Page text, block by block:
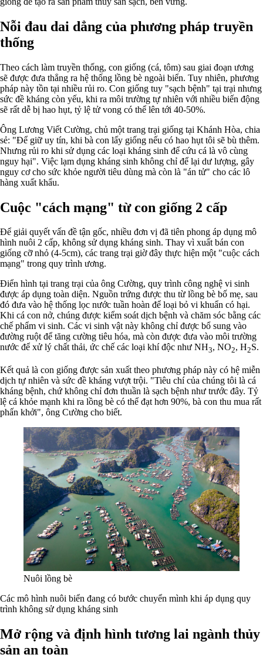
Nỗi đau dai dẳng của phương pháp truyền
thống
Theo cách làm truyền thống, con giống (cá, tôm) sau giai đoạn ương
sẽ được đưa thẳng ra hệ thống lồng bè ngoài biển. Tuy nhiên, phương
pháp này tồn tại nhiều rủi ro. Con giống tuy "sạch bệnh" tại trại nhưng
sức đề kháng còn yếu, khi ra môi trường tự nhiên với nhiều biến động
sẽ rất dễ bị hao hụt, tỷ lệ tử vong có thể lên tới 40-50%.
Ông Lương Viết Cường, chủ một trang trại giống tại Khánh Hòa, chia
sẻ: "Để giữ uy tín, khi bà con lấy giống nếu có hao hụt tôi sẽ bù thêm.
Nhưng rủi ro khi sử dụng các loại kháng sinh để cứu cá là vô cùng
nguy hại". Việc lạm dụng kháng sinh không chỉ để lại dư lượng, gây
nguy cơ cho sức khỏe người tiêu dùng mà còn là "án tử" cho các lô
hàng xuất khẩu.
Cuộc "cách mạng" từ con giống 2 cấp
Để giải quyết vấn đề tận gốc, nhiều đơn vị đã tiên phong áp dụng mô
hình nuôi 2 cấp, không sử dụng kháng sinh. Thay vì xuất bán con
giống cỡ nhỏ (4-5cm), các trang trại giờ đây thực hiện một "cuộc cách
mạng" trong quy trình ương.
Điển hình tại trang trại của ông Cường, quy trình công nghệ vi sinh
được áp dụng toàn diện. Nguồn trứng được thu từ lồng bè bố mẹ, sau
đó đưa vào hệ thống lọc nước tuần hoàn để loại bỏ vi khuẩn có hại.
Khi cá con nở, chúng được kiểm soát dịch bệnh và chăm sóc bằng các
chế phẩm vi sinh. Các vi sinh vật này không chỉ được bổ sung vào
đường ruột để tăng cường tiêu hóa, mà còn được đưa vào môi trường
nước để xử lý chất thải, ức chế các loại khí độc như NH3, NO2, H2S.
Kết quả là con giống được sản xuất theo phương pháp này có hệ miễn
dịch tự nhiên và sức đề kháng vượt trội. "Tiêu chí của chúng tôi là cá
kháng bệnh, chứ không chỉ đơn thuần là sạch bệnh như trước đây. Tỷ
lệ cá khỏe mạnh khi ra lồng bè có thể đạt hơn 90%, bà con thu mua rất
phấn khởi", ông Cường cho biết.
Nuôi lồng bè
Các mô hình nuôi biển đang có bước chuyển mình khi áp dụng quy
trình không sử dụng kháng sinh
Mở rộng và định hình tương lai ngành thủy
sản an toàn